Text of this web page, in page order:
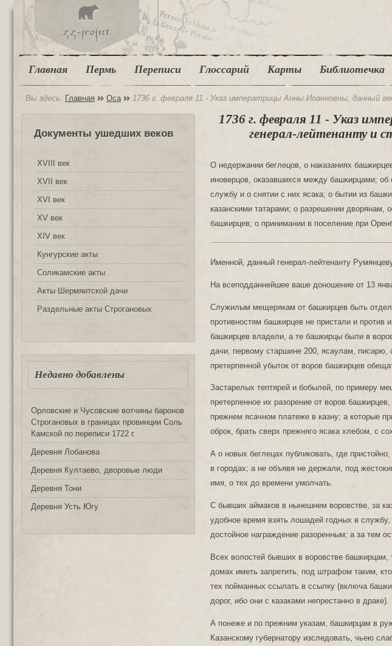
Главная Пермь Переписи Глоссарий Карты Библиотечка
Вы здесь: Главная Оса 1736 г. февраля 11 - Указ императрицы Анны Иоанновны, данный
Документы ушедших веков
XVIII век
XVII век
XVI век
XV век
XIV век
Кунгурские акты
Соликамские акты
Акты Шермяитской дачи
Раздельные акты Строгановых
Недавно добавлены
Орловские и Чусовские вотчины баронов
Строгановых в границах провинции Соль
Камской по переписи 1722 г.
Деревня Лобанова
Деревня Култаево, дворовые люди
Деревня Тони
Деревня Усть Югу
1736 г. февраля 11 - Указ
генерал-лейтенанту и
О недержании беглецов, о наказаниях
иноверцов, оказавшихся между башкирцами;
службу и о снятии с них ясака; о бытии из
казанскими татарами; о разрешении
башкирцев; о принимании в поселение при
Именной, данный генерал-лейтенанту
На всеподданнейшее ваше доношение от 13
Служилым мещерякам от башкирцев быть
противностям башкирцев не пристали и
башкирцев владели, а те башкирцы были в
дачи, первому старшине 200, ясаулам, писарю,
претерпенной убыток от воров башкирцев
Застарелых тептярей и бобылей, по примеру
претерпенное их разорение от воров
прежнем ясачном платеже в казну; а которые
оброк, брать сверх прежняго ясака хлебом, с
А о новых беглецах публиковать, где
в городах; а не объявя не держали, под
имя, о тех до времени умолчать.
С бывших аймаков в нынешнем воровстве, за
удобное время взять лошадей годных в
достойное награждение разоренным; а за тем
Всех волостей бывших в воровстве
домах иметь запретить, под штрафом таким,
тех пойманных ссылать в ссылку (включа
дорог, ибо они с казаками непрестанно в драке).
А понеже и по прежним указам, башкирцам в
Казанскому губернатору изследовать, чьею